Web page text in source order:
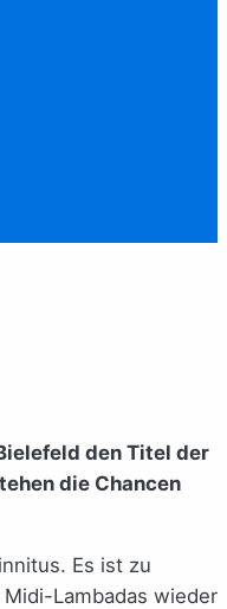
den Titel der
die Chancen
Es ist zu
Lambadas wieder